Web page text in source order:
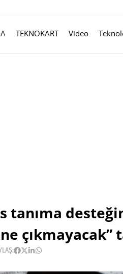
TEKNOKART Video
tanıma
çıkmayacak”